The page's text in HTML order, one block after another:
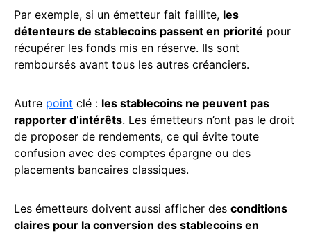
Par exemple, si un émetteur fait faillite, les
détenteurs de stablecoins passent en priorité pour
récupérer les fonds mis en réserve. Ils sont
remboursés avant tous les autres créanciers.
Autre point clé : les stablecoins ne peuvent pas
rapporter d’intérêts. Les émetteurs n’ont pas le droit
de proposer de rendements, ce qui évite toute
confusion avec des comptes épargne ou des
placements bancaires classiques.
Les émetteurs doivent aussi afficher des conditions
claires pour la conversion des stablecoins en